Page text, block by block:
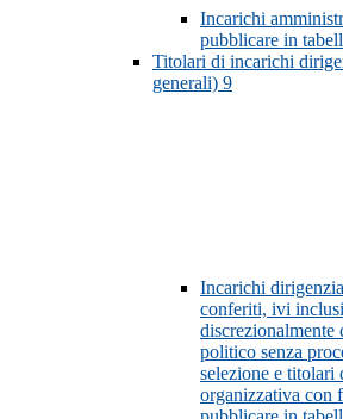
Incarichi
pubblicare in
Titolari di incarichi
generali) 9
Incarichi
conferiti, ivi
politico senza
selezione e titolari
organizzativa con